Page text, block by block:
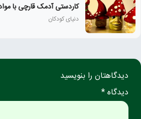
کاردستی آدمک قارچی با مواد
دنیای کودکان
دیدگاهتان را بنویسید
دیدگاه *